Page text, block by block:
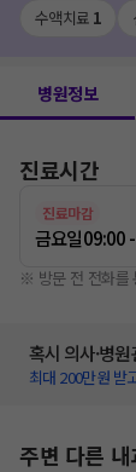
수액치료 1
병원정보
진료시간
진료마감
금요일09:00
※ 방문 전 전화를
혹시 의사·병
최대 200만원 받
주변 다른 내